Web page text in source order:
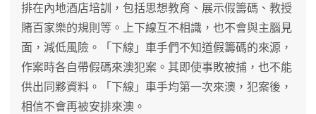
排在內地酒店培訓，包括思想教育、展示假籌碼、教授
賭百家樂的規則等。上下線互不相識，也不會與主腦見
面，減低風險。「下線」車手們不知道假籌碼的來源，
作案時各自帶假碼來澳犯案。其即使事敗被捕，也不能
供出同夥資料。「下線」車手均第一次來澳，犯案後，
相信不會再被安排來澳。